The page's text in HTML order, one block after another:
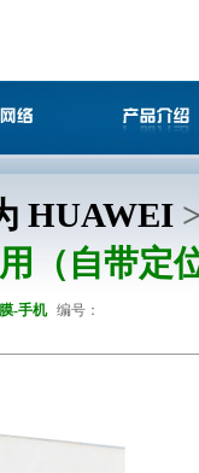
HUAWEI
（自带定
-手机 编号：